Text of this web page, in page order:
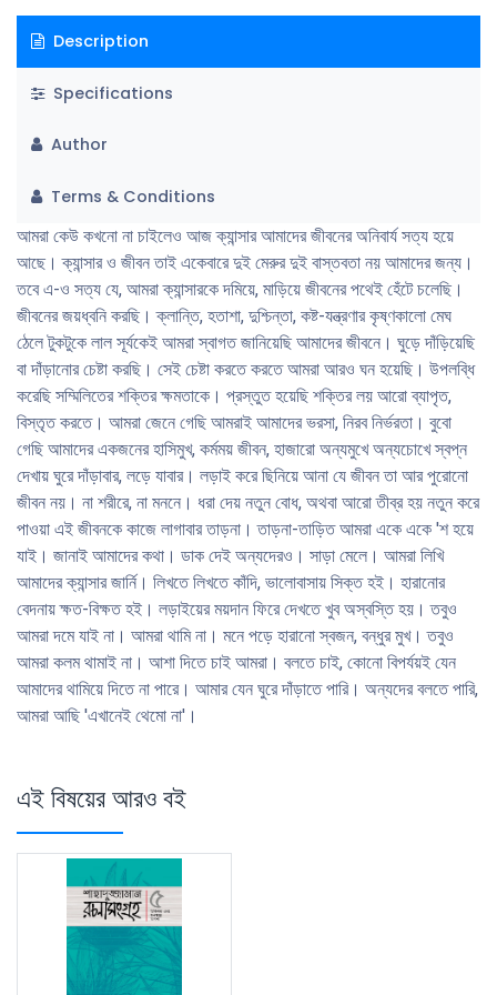
কোনো বিপর্যয়ই যেন আমাদের থামিয়ে দিতে না পারে। আমার যেন ঘুরে দাঁড়াতে পারি।
অন্যদের বলতে পারি, আমরা আছি 'এখানেই থেমো না'।
Description
Specifications
Author
Terms & Conditions
আমরা কেউ কখনো না চাইলেও আজ ক্যান্সার আমাদের জীবনের অনিবার্য সত্য হয়ে
আছে। ক্যান্সার ও জীবন তাই একেবারে দুই মেরুর দুই বাস্তবতা নয় আমাদের জন্য।
তবে এ-ও সত্য যে, আমরা ক্যান্সারকে দমিয়ে, মাড়িয়ে জীবনের পথেই হেঁটে চলেছি।
জীবনের জয়ধ্বনি করছি। ক্লান্তি, হতাশা, দুশ্চিন্তা, কষ্ট-যন্ত্রণার কৃষ্ণকালো মেঘ
ঠেলে টুকটুকে লাল সূর্যকেই আমরা স্বাগত জানিয়েছি আমাদের জীবনে। ঘুড়ে দাঁড়িয়েছি
বা দাঁড়ানোর চেষ্টা করছি। সেই চেষ্টা করতে করতে আমরা আরও ঘন হয়েছি। উপলব্ধি
করেছি সম্মিলিতের শক্তির ক্ষমতাকে। প্রস্তুত হয়েছি শক্তির লয় আরো ব্যাপৃত,
বিস্তৃত করতে। আমরা জেনে গেছি আমরাই আমাদের ভরসা, নিরব নির্ভরতা। বুবো
গেছি আমাদের একজনের হাসিমুখ, কর্মময় জীবন, হাজারো অন্যমুখে অন্যচোখে স্বপ্ন
দেখায় ঘুরে দাঁড়াবার, লড়ে যাবার। লড়াই করে ছিনিয়ে আনা যে জীবন তা আর পুরোনো
জীবন নয়। না শরীরে, না মননে। ধরা দেয় নতুন বোধ, অথবা আরো তীব্র হয় নতুন করে
পাওয়া এই জীবনকে কাজে লাগাবার তাড়না। তাড়না-তাড়িত আমরা একে একে 'শ হয়ে
যাই। জানাই আমাদের কথা। ডাক দেই অন্যদেরও। সাড়া মেলে। আমরা লিখি
আমাদের ক্যান্সার জার্নি। লিখতে লিখতে কাঁদি, ভালোবাসায় সিক্ত হই। হারানোর
বেদনায় ক্ষত-বিক্ষত হই। লড়াইয়ের ময়দান ফিরে দেখতে খুব অস্বস্তি হয়। তবুও
আমরা দমে যাই না। আমরা থামি না। মনে পড়ে হারানো স্বজন, বন্ধুর মুখ। তবুও
আমরা কলম থামাই না। আশা দিতে চাই আমরা। বলতে চাই, কোনো বিপর্যয়ই যেন
আমাদের থামিয়ে দিতে না পারে। আমার যেন ঘুরে দাঁড়াতে পারি। অন্যদের বলতে পারি,
আমরা আছি 'এখানেই থেমো না'।
এই বিষয়ের আরও বই